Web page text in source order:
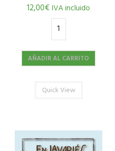
12,00€IVA incluido
AÑADIR AL CARRITO
Quick View